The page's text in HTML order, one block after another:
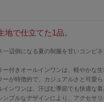
地で仕立てた1品。
一辺倒になる夏の制服を甘いコンビネ
ー付きオールインワンは、軽やかな
ーが特徴的で、カジュアルさと可愛
インワンは、汗ばむ季節でも快適な
ンプルなデザインにより、アクセサ